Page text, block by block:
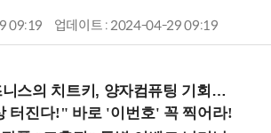
09:19 업데이트 : 2024-04-29 09:19
키, 양자컴퓨팅 기회를 선점하라! (8/28 강남역)